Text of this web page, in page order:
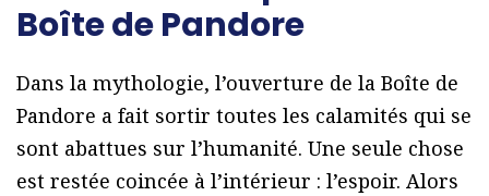
Boîte de Pandore
Dans la mythologie, l’ouverture de la Boîte de
Pandore a fait sortir toutes les calamités qui se
sont abattues sur l’humanité. Une seule chose
est restée coincée à l’intérieur : l’espoir. Alors